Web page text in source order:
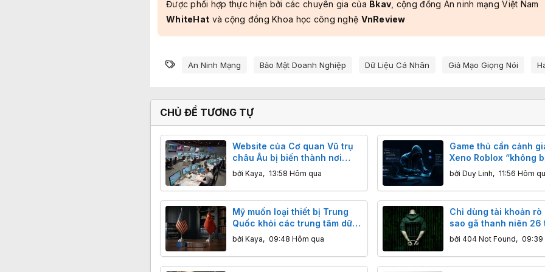
Được phối hợp thực hiện bởi các chuyên gia của Bkav , cộng đồng An ninh mạng Việt Nam
WhiteHat và cộng đồng Khoa học công nghệ VnReview
Từ khóa
An Ninh Mạng Bảo Mật Doanh Nghiệp Dữ Liệu Cá Nhân Giả Mạo Giọng Nói
CHỦ ĐỀ TƯƠNG TỰ
Website của Cơ quan Vũ trụ
châu Âu bị biến thành nơi
quảng cáo IPTV lậu
bởi Kaya, 13:58 Hôm qua
Game thủ cần cảnh
Xeno Roblox “không
hiện” thực chất là mã
đánh cắp dữ liệu
bởi Duy Linh, 11:56 Hôm
Mỹ muốn loại thiết bị Trung
Quốc khỏi các trung tâm dữ
liệu AI
bởi Kaya, 09:48 Hôm qua
Chỉ dùng tài khoản rò
sao gã thanh niên 26
thể khiến cả thế giới
bởi 404 Not Found, 09:39